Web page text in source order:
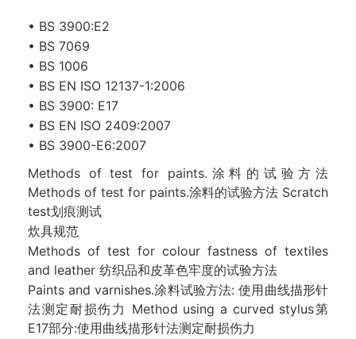
• BS 3900:E2
• BS 7069
• BS 1006
• BS EN ISO 12137-1:2006
• BS 3900: E17
• BS EN ISO 2409:2007
• BS 3900-E6:2007
Methods of test for paints.涂料的试验方法
Methods of test for paints.涂料的试验方法 Scratch
test划痕测试
炊具规范
Methods of test for colour fastness of textiles
and leather 纺织品和皮革色牢度的试验方法
Paints and varnishes.涂料试验方法: 使用曲线描形针
法测定耐损伤力 Method using a curved stylus第
E17部分:使用曲线描形针法测定耐损伤力